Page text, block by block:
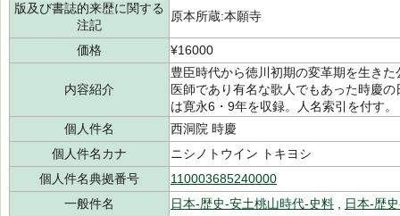
版及び書誌的来歴に関する
注記
原本所蔵:本願寺
価格 ¥16000
内容紹介
豊臣時代から徳川初期の変革期を生き
医師であり有名な歌人でもあった時慶
は寛永6・9年を収録。人名索引を付す。
個人件名
西洞院 時慶
個人件名カナ
ニシノトウイン トキヨシ
個人件名典拠番号
110003685240000
一般件名
日本-歴史-安土桃山時代-史料
日本-歴